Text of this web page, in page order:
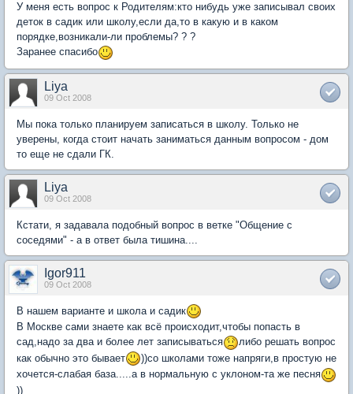
У меня есть вопрос к Родителям:кто нибудь уже записывал своих
деток в садик или школу,если да,то в какую и в каком
порядке,возникали-ли проблемы? ? ?
Заранее спасибо
Liya
09 Oct 2008
Мы пока только планируем записаться в школу. Только не
уверены, когда стоит начать заниматься данным вопросом - дом
то еще не сдали ГК.
Liya
09 Oct 2008
Кстати, я задавала подобный вопрос в ветке "Общение с
соседями" - а в ответ была тишина....
Igor911
09 Oct 2008
В нашем варианте и школа и садик
В Москве сами знаете как всё происходит,чтобы попасть в
сад,надо за два и более лет записываться
либо решать вопрос
как обычно это бывает
))со школами тоже напряги,в простую не
хочется-слабая база.....а в нормальную с уклоном-та же песня
))